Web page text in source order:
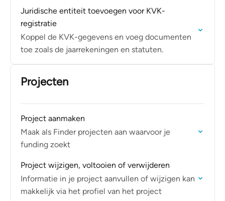
Juridische entiteit toevoegen voor KVK-
registratie
Koppel de KVK-gegevens en voeg documenten
toe zoals de jaarrekeningen en statuten.
Projecten
Project aanmaken
Maak als Finder projecten aan waarvoor je
funding zoekt
Project wijzigen, voltooien of verwijderen
Informatie in je project aanvullen of wijzigen kan
makkelijk via het profiel van het project